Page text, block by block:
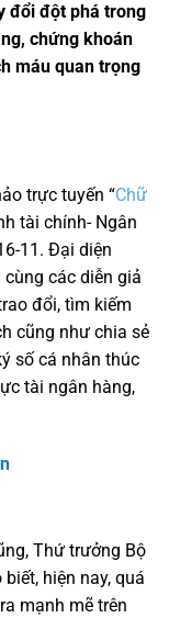
đổi đột phá trong
chứng khoán
máu quan trọng
trực tuyến “Chữ
tài chính- Ngân
11. Đại diện
các diễn giả
đổi, tìm kiếm
cũng như chia sẻ
số cá nhân thúc
tài ngân hàng,
Thứ trưởng Bộ
hiện nay, quá
mạnh mẽ trên